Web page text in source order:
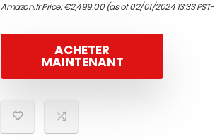
Amazon.fr Price:€2,499.00(as of 02/01/2024 13:33 PST-
ACHETER
MAINTENANT